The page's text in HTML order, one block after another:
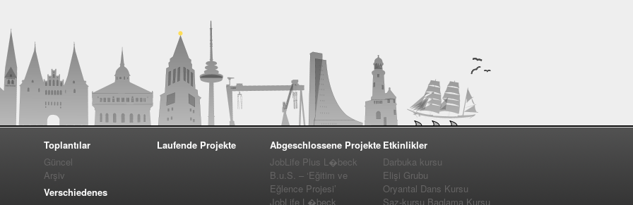
Toplantılar
Güncel
Arşiv
Verschiedenes
Laufende Projekte
Abgeschlossene Projekte
JobLife Plus L�beck
B.u.S. – ‘Eğitim ve
Eğlence Projesi’
JobLife L�beck
Etkinlikler
Darbuka kursu
Elişi Grubu
Oryantal Dans Kursu
Saz-kursu Baglama Kursu